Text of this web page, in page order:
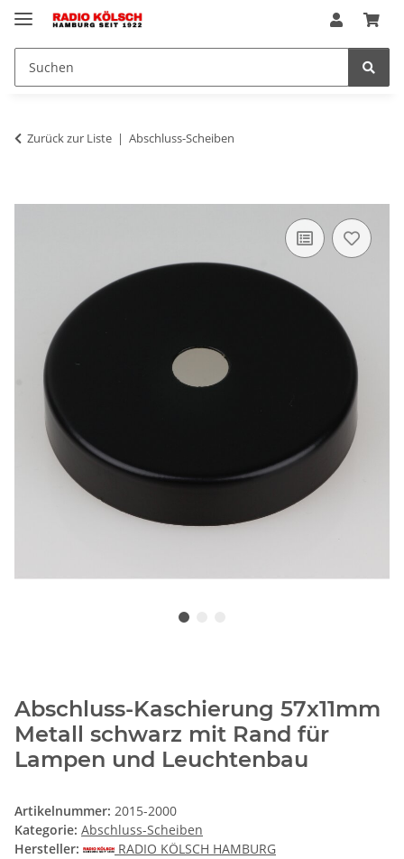
Zurück zur Liste Abschluss-Scheiben
Abschluss-Kaschierung 57x11mm
Metall schwarz mit Rand für
Lampen und Leuchtenbau
Artikelnummer: 2015-2000
Kategorie: Abschluss-Scheiben
Hersteller:
RADIO KÖLSCH HAMBURG